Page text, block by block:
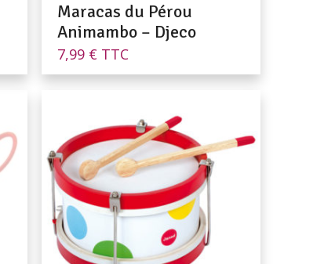
Maracas du Pérou
Animambo – Djeco
7,99 € TTC